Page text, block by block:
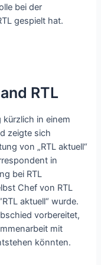
bei der
gespielt hat.
RTL
in einem
zeigte sich
von „RTL aktuell“
in
bei RTL
Chef von RTL
aktuell“ wurde.
vorbereitet,
mit
könnten.